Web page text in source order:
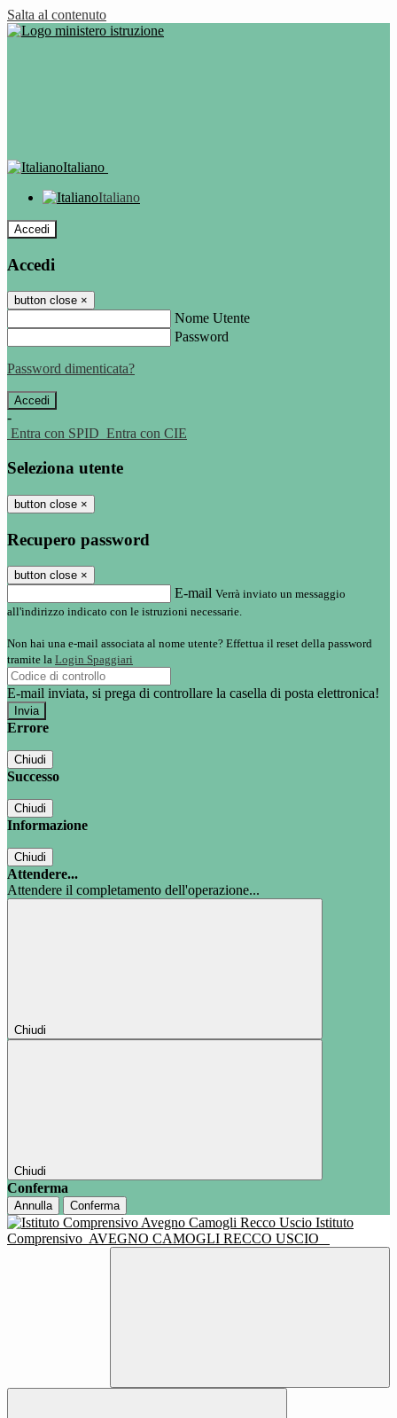
Salta al contenuto
Italiano
Italiano
Accedi
Accedi
button close ×
Nome Utente
Password
Password dimenticata?
-
Entra con SPID Entra con CIE
Seleziona utente
button close ×
Recupero password
button close ×
E-mail Verrà inviato un messaggio
all'indirizzo indicato con le istruzioni necessarie.
Non hai una e-mail associata al nome utente? Effettua il reset della password
tramite la Login Spaggiari
E-mail inviata, si prega di controllare la casella di posta elettronica!
Errore
Chiudi
Successo
Chiudi
Informazione
Chiudi
Attendere...
Attendere il completamento dell'operazione...
Chiudi
Chiudi
Conferma
Annulla Conferma
Istituto
Comprensivo AVEGNO CAMOGLI RECCO USCIO